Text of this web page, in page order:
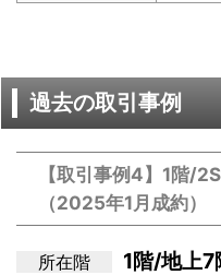
過去の取引事例
【取引事例4】1階/
（2025年1月成約）
所在階 1階/地上7